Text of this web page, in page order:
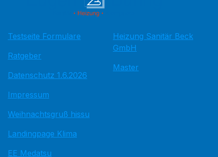
Testseite Formulare
Ratgeber
Datenschutz 1.6.2026
Impressum
Weihnachtsgruß hissu
Landingpage Klima
EE Medatsu
Heizung Sanitär Beck
GmbH
Master